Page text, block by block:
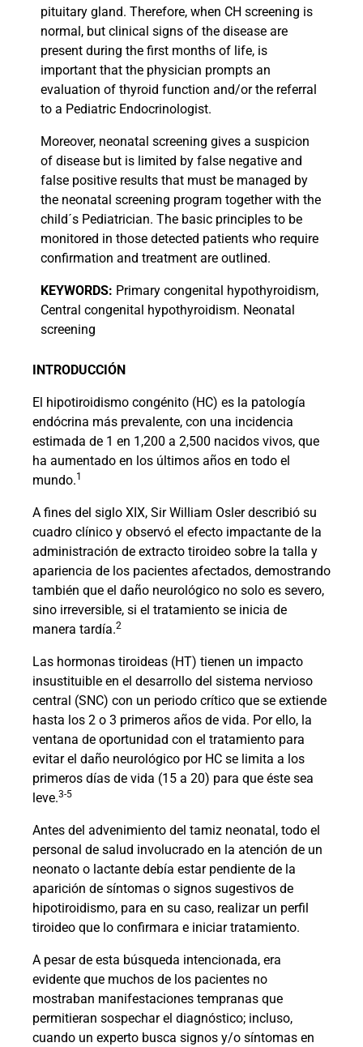
pituitary gland. Therefore, when CH screening is
normal, but clinical signs of the disease are
present during the first months of life, is
important that the physician prompts an
evaluation of thyroid function and/or the referral
to a Pediatric Endocrinologist.
Moreover, neonatal screening gives a suspicion
of disease but is limited by false negative and
false positive results that must be managed by
the neonatal screening program together with the
child´s Pediatrician. The basic principles to be
monitored in those detected patients who require
confirmation and treatment are outlined.
KEYWORDS: Primary congenital hypothyroidism,
Central congenital hypothyroidism. Neonatal
screening
INTRODUCCIÓN
El hipotiroidismo congénito (HC) es la patología
endócrina más prevalente, con una incidencia
estimada de 1 en 1,200 a 2,500 nacidos vivos, que
ha aumentado en los últimos años en todo el
mundo.1
A fines del siglo XIX, Sir William Osler describió su
cuadro clínico y observó el efecto impactante de la
administración de extracto tiroideo sobre la talla y
apariencia de los pacientes afectados, demostrando
también que el daño neurológico no solo es severo,
sino irreversible, si el tratamiento se inicia de
manera tardía.2
Las hormonas tiroideas (HT) tienen un impacto
insustituible en el desarrollo del sistema nervioso
central (SNC) con un periodo crítico que se extiende
hasta los 2 o 3 primeros años de vida. Por ello, la
ventana de oportunidad con el tratamiento para
evitar el daño neurológico por HC se limita a los
primeros días de vida (15 a 20) para que éste sea
leve.3-5
Antes del advenimiento del tamiz neonatal, todo el
personal de salud involucrado en la atención de un
neonato o lactante debía estar pendiente de la
aparición de síntomas o signos sugestivos de
hipotiroidismo, para en su caso, realizar un perfil
tiroideo que lo confirmara e iniciar tratamiento.
A pesar de esta búsqueda intencionada, era
evidente que muchos de los pacientes no
mostraban manifestaciones tempranas que
permitieran sospechar el diagnóstico; incluso,
cuando un experto busca signos y/o síntomas en